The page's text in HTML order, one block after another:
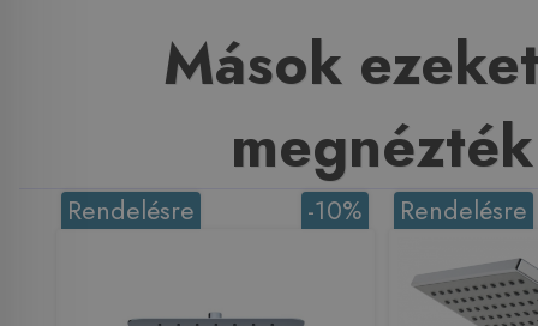
Mások
megnézték
-10%
Rendelésre Rendelésre